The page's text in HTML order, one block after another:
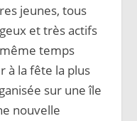
jeunes, tous
et très actifs
temps
à la fête la plus
sur une île
nouvelle